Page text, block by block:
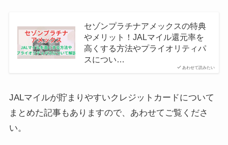
あわせて読みたい
セゾンプラチナアメックスの特典
やメリット！JALマイル還元率を
高くする方法やプライオリティパ
スについ…
JALマイルが貯まりやすいクレジットカードについて
まとめた記事もありますので、あわせてご覧くださ
い。